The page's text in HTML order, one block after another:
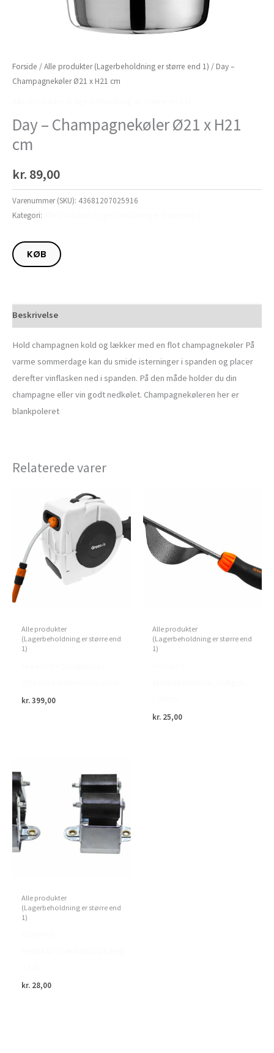
Forside /Alle produkter (Lagerbeholdning er større end 1) / Day –
Champagnekøler Ø21 x H21 cm
Day – Champagnekøler Ø21 x H21
cm
kr. 89,00
Varenummer (SKU): 43681207025916
Kategori:
KØB
Beskrivelse
Hold champagnen kold og lækker med en flot champagnekøler På
varme sommerdage kan du smide isterninger i spanden og placer
derefter vinflasken ned i spanden. På den måde holder du din
champagne eller vin godt nedkølet. Champagnekøleren her er
blankpoleret
Relaterede varer
Alle produkter
(Lagerbeholdning er større end
1)
kr.399,00
Alle produkter
(Lagerbeholdning er større end
1)
kr. 25,00
Alle produkter
(Lagerbeholdning er større end
1)
kr. 28,00